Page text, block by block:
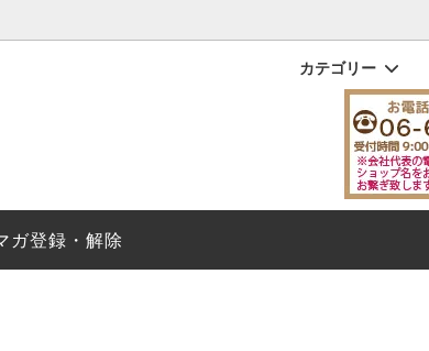
カテゴリー
ッチの選
ガ登録・解除